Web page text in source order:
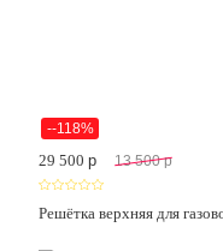
--118%
29 500p 13 500 p
Решётка верхняя для